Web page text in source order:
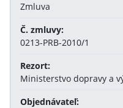
Zmluva
Č. zmluvy:
0213-PRB-2010/1
Rezort:
Ministerstvo dopravy a
Objednávateľ: